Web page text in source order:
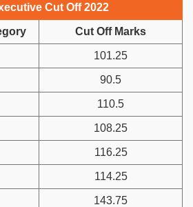
Cut Off 2022
Cut Off Marks
101.25
90.5
110.5
108.25
116.25
114.25
143.75